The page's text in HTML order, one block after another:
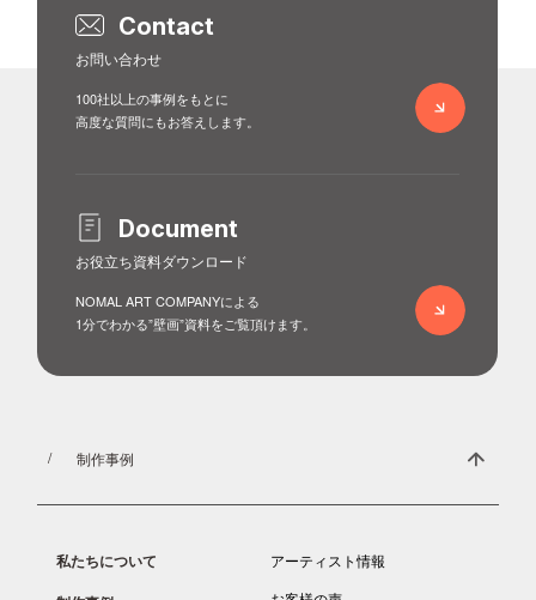
Contact
お問い合わせ
100社以上の事例をもとに
高度な質問にもお答えします。
Document
お役立ち資料ダウンロード
NOMAL ART COMPANYによる
1分でわかる”壁画”資料をご覧頂けます。
制作事例
私たちについて
アーティスト情報